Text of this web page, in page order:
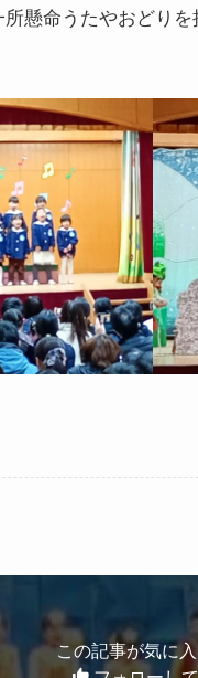
懸命うたやおどり
この記事が気に